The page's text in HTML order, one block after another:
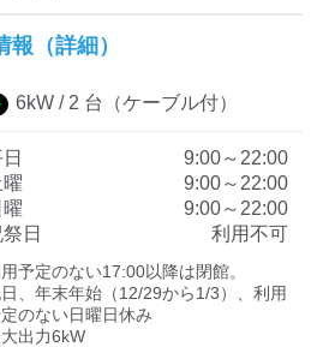
ジ e-Mobility Power
示
日産ディーラーを表示
を表
（詳細）
6kW / 2 台 （ケーブル付）
9:00～22:00
曜
9:00～22:00
曜
9:00～22:00
日
利用不可
予定のない17:00以降は閉館。
、年末年始（12/29から1/3）、利用
のない日曜日休み
出力6kW